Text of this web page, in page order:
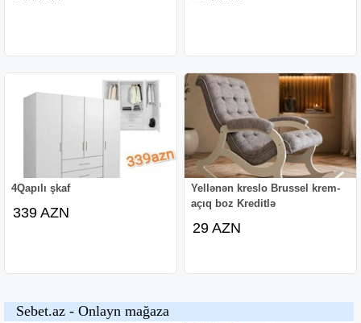
4Qapılı şkaf
339 AZN
Yellənən kreslo Brussel krem-
açıq boz Kreditlə
29 AZN